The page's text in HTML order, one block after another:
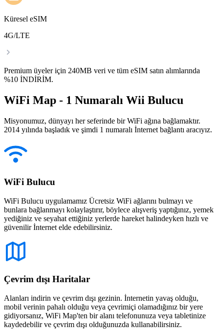
Küresel eSIM
4G/LTE
Premium üyeler için 240MB veri ve tüm eSIM satın alımlarında
%10 İNDİRİM.
WiFi Map - 1 Numaralı Wii Bulucu
Misyonumuz, dünyayı her seferinde bir WiFi ağına bağlamaktır.
2014 yılında başladık ve şimdi 1 numaralı İnternet bağlantı aracıyız.
WiFi Bulucu
WiFi Bulucu uygulamamız Ücretsiz WiFi ağlarını bulmayı ve
bunlara bağlanmayı kolaylaştırır, böylece alışveriş yaptığınız, yemek
yediğiniz ve seyahat ettiğiniz yerlerde hareket halindeyken hızlı ve
güvenilir İnternet elde edebilirsiniz.
Çevrim dışı Haritalar
Alanları indirin ve çevrim dışı gezinin. İnternetin yavaş olduğu,
mobil verinin pahalı olduğu veya çevrimiçi olamadığınız bir yere
gidiyorsanız, WiFi Map'ten bir alanı telefonunuza veya tabletinize
kaydedebilir ve çevrim dışı olduğunuzda kullanabilirsiniz.